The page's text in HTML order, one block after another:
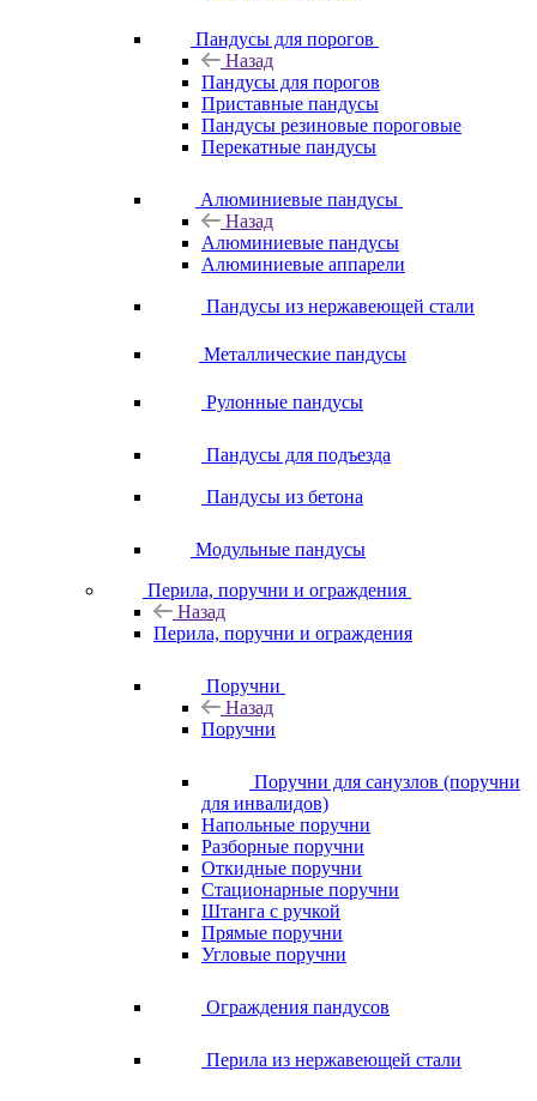
Пандусы для порогов
Назад
Пандусы для порогов
Приставные пандусы
Пандусы резиновые пороговые
Перекатные пандусы
Алюминиевые пандусы
Назад
Алюминиевые пандусы
Алюминиевые аппарели
Пандусы из нержавеющей стали
Металлические пандусы
Рулонные пандусы
Пандусы для подъезда
Пандусы из бетона
Модульные пандусы
Перила, поручни и ограждения
Назад
Перила, поручни и ограждения
Поручни
Назад
Поручни
Поручни для санузлов (поручни
для инвалидов)
Напольные поручни
Разборные поручни
Откидные поручни
Стационарные поручни
Штанга с ручкой
Прямые поручни
Угловые поручни
Ограждения пандусов
Перила из нержавеющей стали